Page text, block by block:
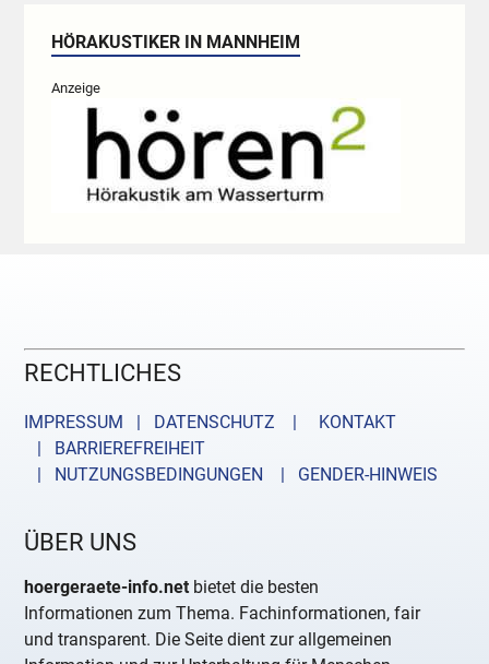
HÖRAKUSTIKER IN MANNHEIM
Anzeige
RECHTLICHES
IMPRESSUM | DATENSCHUTZ |
KONTAKT
| BARRIEREFREIHEIT
| NUTZUNGSBEDINGUNGEN
| GENDER-HINWEIS
ÜBER UNS
hoergeraete-info.net bietet die besten
Informationen zum Thema. Fachinformationen, fair
und transparent. Die Seite dient zur allgemeinen